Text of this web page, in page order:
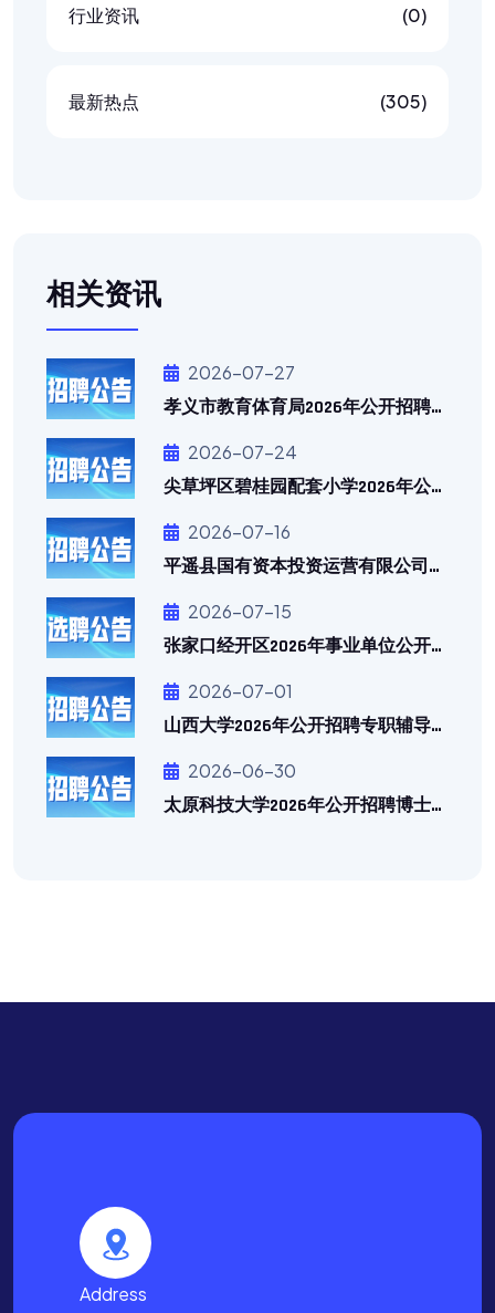
行业资讯 (0)
最新热点 (305)
相关资讯
2026-07-27
孝义市教育体育局2026年公开招聘高中临时代课教师公告
2026-07-24
尖草坪区碧桂园配套小学2026年公开招聘劳务派遣教师招聘公告
2026-07-16
平遥县国有资本投资运营有限公司及所属各公司2026年度急需专业人才公开招聘公告
2026-07-15
张家口经开区2026年事业单位公开选聘工作人员公告
2026-07-01
山西大学2026年公开招聘专职辅导员公告
2026-06-30
太原科技大学2026年公开招聘博士研究生公告
Address